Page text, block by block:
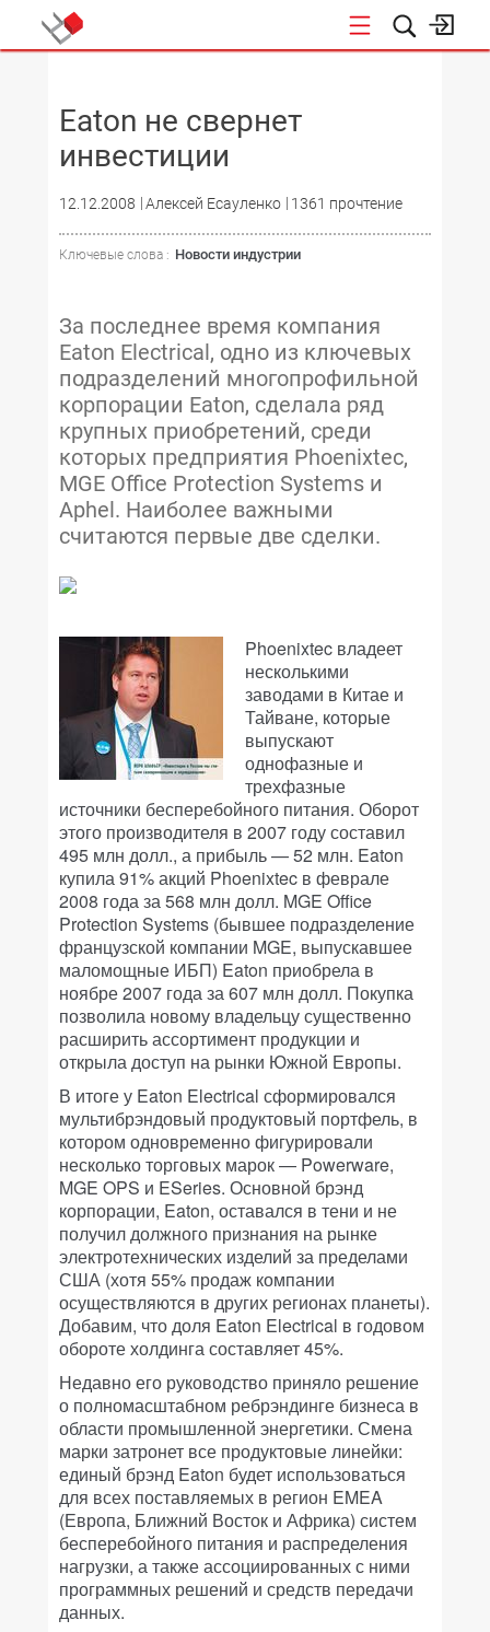
Eaton не свернет
инвестиции
12.12.2008 Алексей Есауленко 1361 прочтение
Ключевые слова : Новости индустрии
За последнее время компания
Eaton Electrical, одно из ключевых
подразделений многопрофильной
корпорации Eaton, сделала ряд
крупных приобретений, среди
которых предприятия Phoenixtec,
MGE Office Protection Systems и
Aphel. Наиболее важными
считаются первые две сделки.
Phoenixtec владеет
несколькими
заводами в Китае и
Тайване, которые
выпускают
однофазные и
трехфазные
источники бесперебойного питания. Оборот
этого производителя в 2007 году составил
495 млн долл., а прибыль — 52 млн. Eaton
купила 91% акций Phoenixtec в феврале
2008 года за 568 млн долл. MGE Office
Protection Systems (бывшее подразделение
французской компании MGE, выпускавшее
маломощные ИБП) Eaton приобрела в
ноябре 2007 года за 607 млн долл. Покупка
позволила новому владельцу существенно
расширить ассортимент продукции и
открыла доступ на рынки Южной Европы.
В итоге у Eaton Electrical сформировался
мультибрэндовый продуктовый портфель, в
котором одновременно фигурировали
несколько торговых марок — Powerware,
MGE OPS и ESeries. Основной брэнд
корпорации, Eaton, оставался в тени и не
получил должного признания на рынке
электротехнических изделий за пределами
США (хотя 55% продаж компании
осуществляются в других регионах планеты).
Добавим, что доля Eaton Electrical в годовом
обороте холдинга составляет 45%.
Недавно его руководство приняло решение
о полномасштабном ребрэндинге бизнеса в
области промышленной энергетики. Смена
марки затронет все продуктовые линейки:
единый брэнд Eaton будет использоваться
для всех поставляемых в регион EMEA
(Европа, Ближний Восток и Африка) систем
бесперебойного питания и распределения
нагрузки, а также ассоциированных с ними
программных решений и средств передачи
данных.